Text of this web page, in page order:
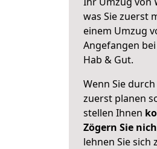
was Sie zuerst
einem Umzug
Angefangen
Hab & Gut.
Wenn Sie
zuerst planen
stellen Ihnen
Zögern Sie
lehnen Sie sich